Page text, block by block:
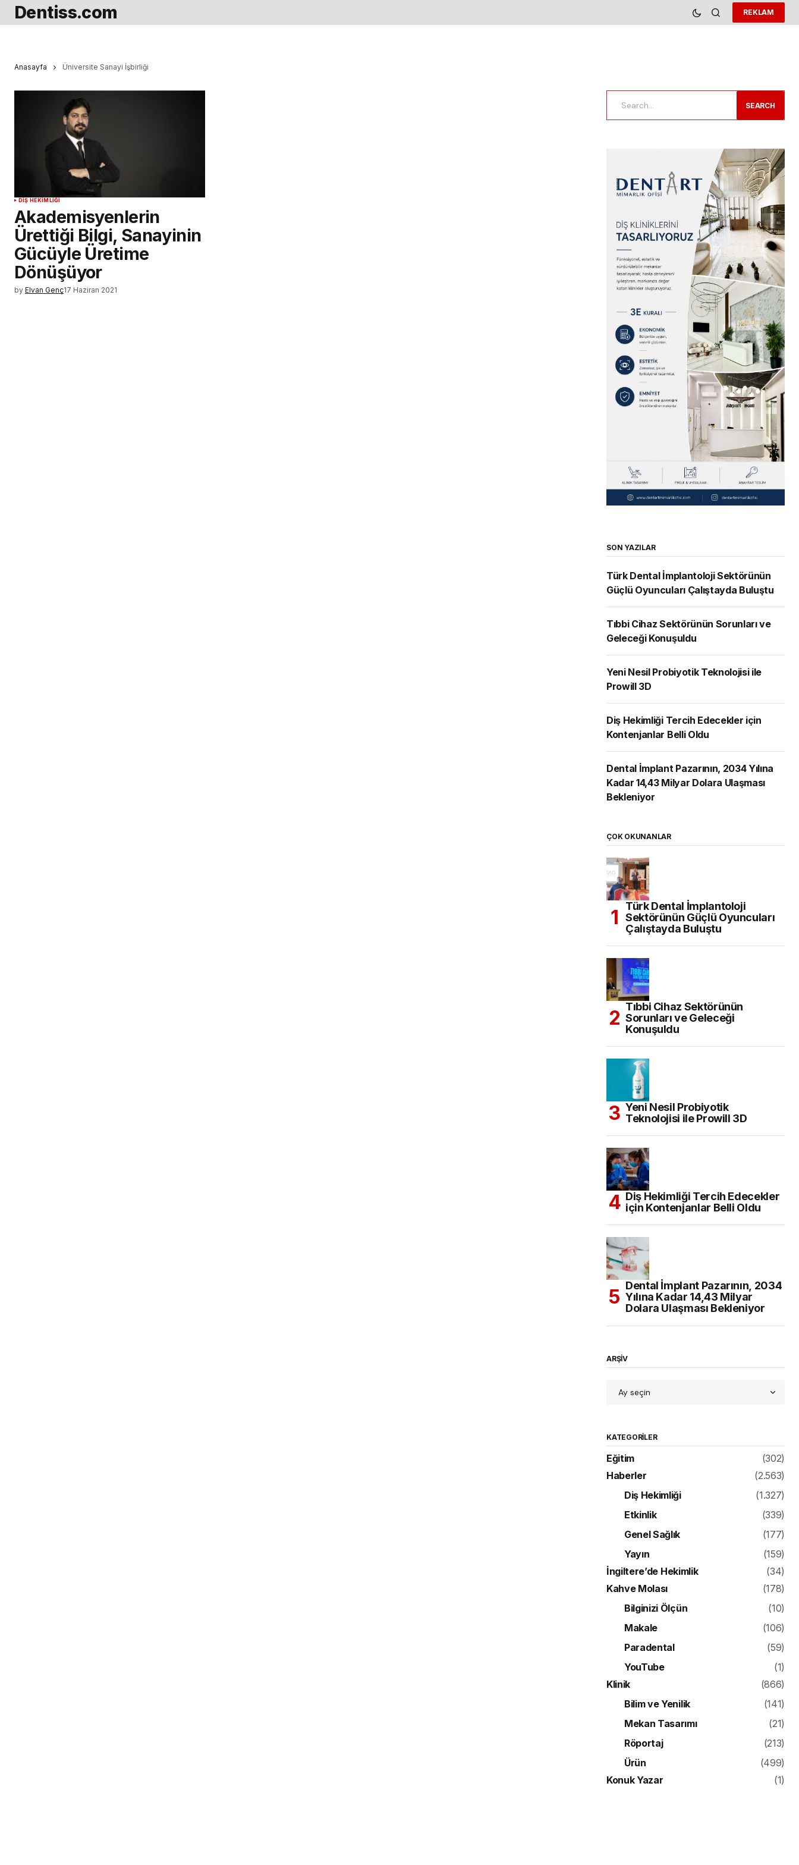
Dentiss.com REKLAM
Anasayfa Üniversite Sanayi İşbirliği
DIŞ HEKIMLIĞI
Akademisyenlerin
Ürettiği Bilgi, Sanayinin
Gücüyle Üretime
Dönüşüyor
by Elvan Genç17 Haziran 2021
SEARCH
SON YAZILAR
Türk Dental İmplantoloji Sektörünün
Güçlü Oyuncuları Çalıştayda Buluştu
Tıbbi Cihaz Sektörünün Sorunları ve
Geleceği Konuşuldu
Yeni Nesil Probiyotik Teknolojisi ile
Prowill 3D
Diş Hekimliği Tercih Edecekler için
Kontenjanlar Belli Oldu
Dental İmplant Pazarının, 2034 Yılına
Kadar 14,43 Milyar Dolara Ulaşması
Bekleniyor
ÇOK OKUNANLAR
Türk Dental İmplantoloji
Sektörünün Güçlü Oyuncuları
Çalıştayda Buluştu
Tıbbi Cihaz Sektörünün
Sorunları ve Geleceği
Konuşuldu
Yeni Nesil Probiyotik
Teknolojisi ile Prowill 3D
Diş Hekimliği Tercih Edecekler
için Kontenjanlar Belli Oldu
Dental İmplant Pazarının, 2034
Yılına Kadar 14,43 Milyar
Dolara Ulaşması Bekleniyor
ARŞİV
KATEGORILER
Eğitim
(302)
Haberler
(2.563)
Diş Hekimliği
(1.327)
Etkinlik
(339)
Genel Sağlık
(177)
Yayın
(159)
İngiltere’de Hekimlik
(34)
Kahve Molası
(178)
Bilginizi Ölçün
(10)
Makale
(106)
Paradental
(59)
YouTube
(1)
Klinik
(866)
Bilim ve Yenilik
(141)
Mekan Tasarımı
(21)
Röportaj
(213)
Ürün
(499)
Konuk Yazar
(1)